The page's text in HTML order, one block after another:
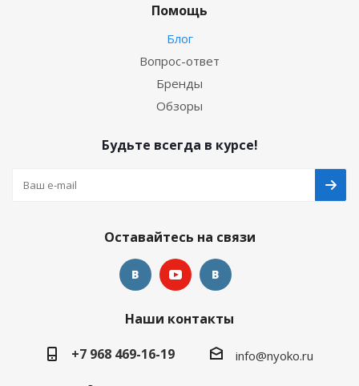
Помощь
Блог
Вопрос-ответ
Бренды
Обзоры
Будьте всегда в курсе!
Оставайтесь на связи
Наши контакты
+7 968 469-16-19
info@nyoko.ru